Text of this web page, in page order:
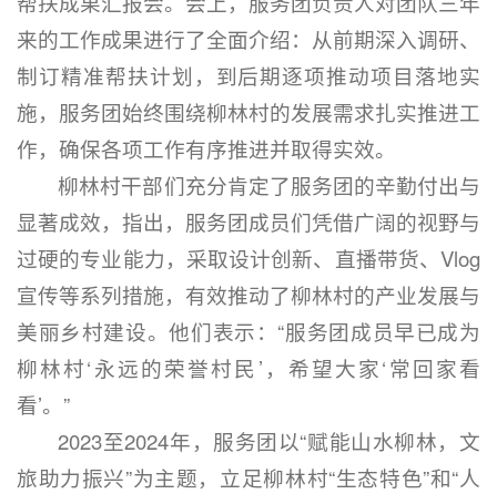
来的工作成果进行了全面介绍：从前期深入调研、
制订精准帮扶计划，到后期逐项推动项目落地实
施，服务团始终围绕柳林村的发展需求扎实推进工
作，确保各项工作有序推进并取得实效。
柳林村干部们充分肯定了服务团的辛勤付出与
显著成效，指出，服务团成员们凭借广阔的视野与
过硬的专业能力，采取设计创新、直播带货、Vlog
宣传等系列措施，有效推动了柳林村的产业发展与
美丽乡村建设。他们表示：“服务团成员早已成为
柳林村‘永远的荣誉村民’，希望大家‘常回家看
看’。”
2023至2024年，服务团以“赋能山水柳林，文
旅助力振兴”为主题，立足柳林村“生态特色”和“人